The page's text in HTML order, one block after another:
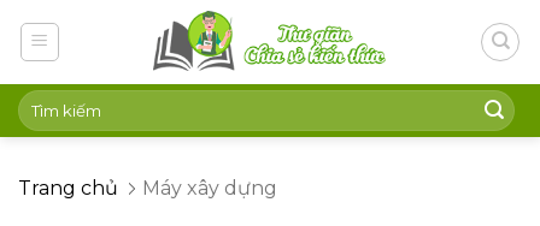
Trang chủ Máy xây dựng